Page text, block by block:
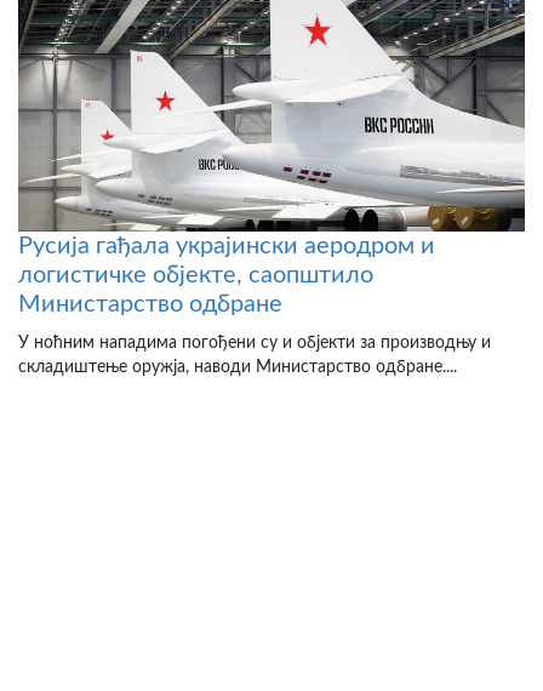
Русија гађала украјински аеродром и
логистичке објекте, саопштило
Министарство одбране
У ноћним нападима погођени су и објекти за производњу и
складиштење оружја, наводи Министарство одбране....